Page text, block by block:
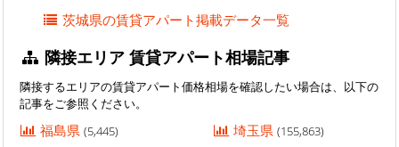
茨城県の賃貸アパート掲載データ一覧
隣接エリア 賃貸アパート相場記事
隣接するエリアの賃貸アパート価格相場を確認したい場合は、以下の
記事をご参照ください。
福島県(5,445) 埼玉県(155,863)